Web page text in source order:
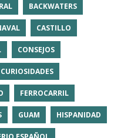
BACKWATERS
CASTILLO
CONSEJOS
CURIOSIDADES
FERROCARRIL
GUAM HISPANIDAD